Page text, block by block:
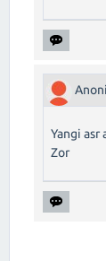
Yangi asr
Zor